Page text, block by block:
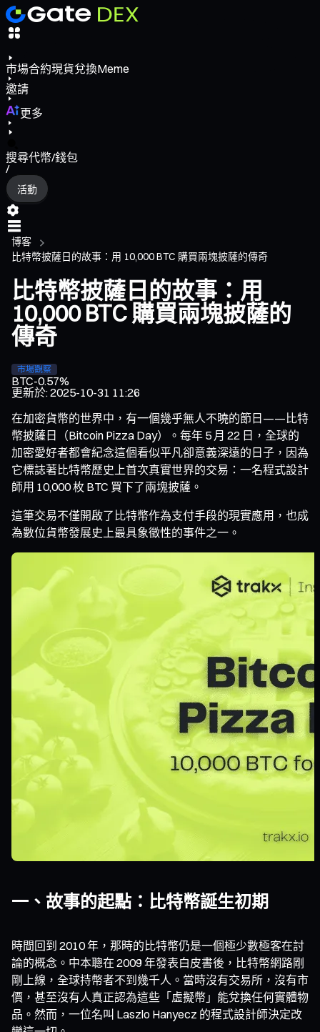
市場合約現貨兌換Meme
邀請
更多
搜尋代幣/錢包
/
活動
博客
比特幣披薩日的故事：用 10,000 BTC 購買兩塊披薩的傳奇
比特幣披薩日的故事：用
10,000 BTC 購買兩塊披薩的
傳奇
市場觀察
BTC-0.57%
更新於:2025-10-31 11:26
在加密貨幣的世界中，有一個幾乎無人不曉的節日——比特
幣披薩日（Bitcoin Pizza Day）。每年 5 月 22 日，全球的
加密愛好者都會紀念這個看似平凡卻意義深遠的日子，因為
它標誌著比特幣歷史上首次真實世界的交易：一名程式設計
師用 10,000 枚 BTC 買下了兩塊披薩。
這筆交易不僅開啟了比特幣作為支付手段的現實應用，也成
為數位貨幣發展史上最具象徵性的事件之一。
一、故事的起點：比特幣誕生初期
時間回到 2010 年，那時的比特幣仍是一個極少數極客在討
論的概念。中本聰在 2009 年發表白皮書後，比特幣網路剛
剛上線，全球持幣者不到幾千人。當時沒有交易所，沒有市
價，甚至沒有人真正認為這些「虛擬幣」能兌換任何實體物
品。然而，一位名叫 Laszlo Hanyecz 的程式設計師決定改